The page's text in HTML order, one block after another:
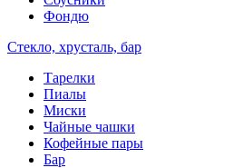
Фондю
Стекло, хрусталь, бар
Тарелки
Пиалы
Миски
Чайные чашки
Кофейные пары
Бар